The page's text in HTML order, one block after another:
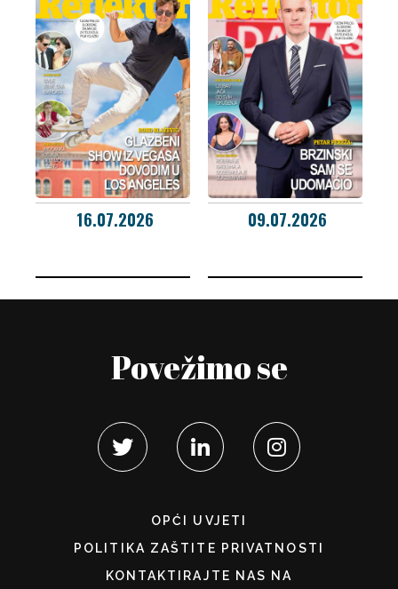
16.07.2026 09.07.2026
Povežimo se
OPĆI UVJETI
POLITIKA ZAŠTITE PRIVATNOSTI
KONTAKTIRAJTE NAS NA